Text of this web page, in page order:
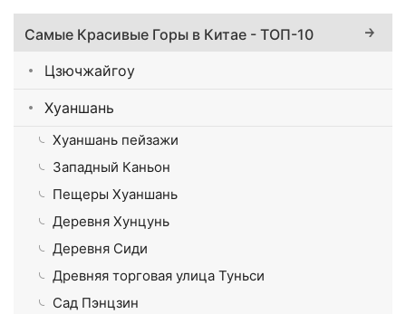
Самые Красивые Горы в Китае - ТОП-10
Цзючжайгоу
Хуаншань
Хуаншань пейзажи
Западный Каньон
Пещеры Хуаншань
Деревня Хунцунь
Деревня Сиди
Древняя торговая улица Туньси
Сад Пэнцзин